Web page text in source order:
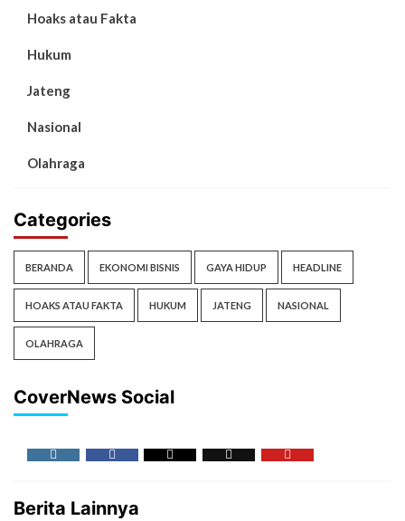
Hoaks atau Fakta
Hukum
Jateng
Nasional
Olahraga
Categories
BERANDA EKONOMI BISNIS GAYA HIDUP HEADLINE
HOAKS ATAU FAKTA HUKUM JATENG NASIONAL
OLAHRAGA
CoverNews Social
Berita Lainnya